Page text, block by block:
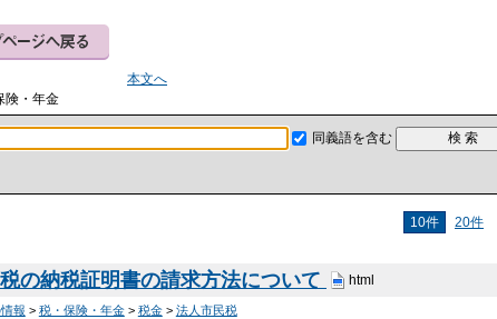
本文へ
険・年金
同義語を含む
10件 20件
の納税証明書の請求方法について html
報 > 税・保険・年金> 税金> 法人市民税